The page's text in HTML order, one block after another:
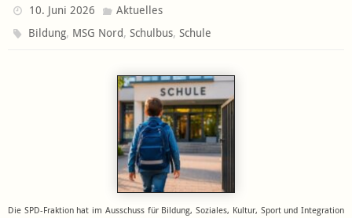
10. Juni 2026
Aktuelles
Bildung, MSG Nord,Schulbus,Schule
Die SPD-Fraktion hat im Ausschuss für Bildung, Soziales, Kultur, Sport und Integration